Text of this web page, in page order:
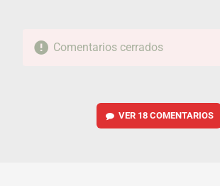
Comentarios cerrados
VER 18 COMENTARIOS